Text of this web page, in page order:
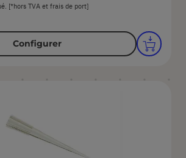
[*hors TVA et frais de port]
Configurer